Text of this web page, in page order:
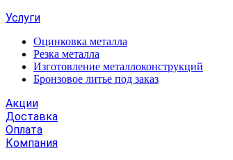
Услуги
Оцинковка металла
Резка металла
Изготовление металлоконструкций
Бронзовое литье под заказ
Акции
Доставка
Оплата
Компания